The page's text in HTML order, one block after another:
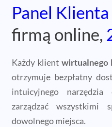
Panel Klienta
firmą online,
Każdy klient wirtualnego
otrzymuje bezpłatny
intuicyjnego
zarządzać wszystkimi
dowolnego miejsca.